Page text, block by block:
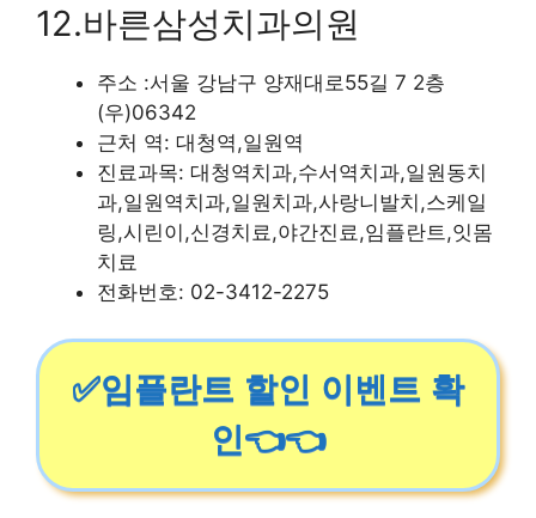
12.바른삼성치과의원
주소 :서울 강남구 양재대로55길 7 2층
(우)06342
근처 역: 대청역,일원역
진료과목: 대청역치과,수서역치과,일원동치
과,일원역치과,일원치과,사랑니발치,스케일
링,시린이,신경치료,야간진료,임플란트,잇몸
치료
전화번호: 02-3412-2275
✅임플란트 할인 이벤트 확
인👈👈